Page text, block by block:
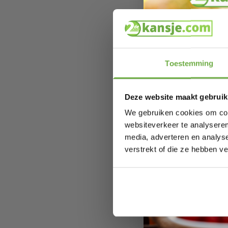
Toestemming
Deze website maakt
We gebruiken cookies om
websiteverkeer te
media, adverteren en
verstrekt of die ze hebben
keuze.
doen,